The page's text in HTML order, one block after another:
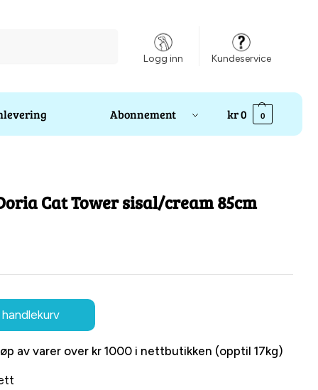
Logg inn Kundeservice
Abonnement kr0 0
Cat Tower sisal/cream 85cm
av varer over kr 1000 i nettbutikken (opptil 17kg)